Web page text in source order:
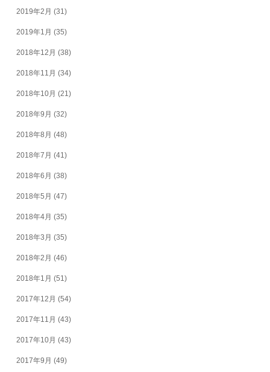
2019年2月 (31)
2019年1月 (35)
2018年12月 (38)
2018年11月 (34)
2018年10月 (21)
2018年9月 (32)
2018年8月 (48)
2018年7月 (41)
2018年6月 (38)
2018年5月 (47)
2018年4月 (35)
2018年3月 (35)
2018年2月 (46)
2018年1月 (51)
2017年12月 (54)
2017年11月 (43)
2017年10月 (43)
2017年9月 (49)